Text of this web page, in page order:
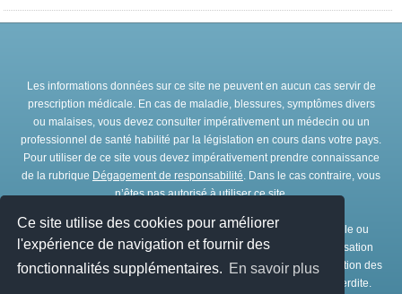
Ce site utilise des cookies pour améliorer
l'expérience de navigation et fournir des
fonctionnalités supplémentaires. En savoir plus
Les informations données sur ce site ne peuvent en aucun cas servir de
prescription médicale. En cas de maladie, blessures, symptômes divers
ou malaises, vous devez consulter impérativement un médecin ou un
professionnel de santé habilité par la législation en cours dans votre pays.
Pour utiliser de ce site vous devez impérativement prendre connaissance
de la rubrique Dégagement de responsabilité. Dans le cas contraire, vous
n’êtes pas autorisé à utiliser ce site.
Toute représentation et/ou reproduction et/ou exploitation partielle ou
totale de ce site, par quelques procédés que ce soit, sans l’autorisation
expresse et préalable de l’association IRBMS est interdite. L’utilisation des
ressources de ce site à des fins commerciales est strictement interdite.